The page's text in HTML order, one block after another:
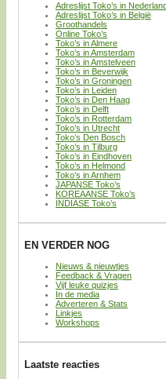
Adreslijst Toko’s in
Adreslijst Toko’s in België
Groothandels
Online Toko’s
Toko’s in Almere
Toko’s in Amsterdam
Toko’s in Amstelveen
Toko’s in Beverwijk
Toko’s in Groningen
Toko’s in Leiden
Toko’s in Den Haag
Toko’s in Delft
Toko’s in Rotterdam
Toko’s in Utrecht
Toko’s Den Bosch
Toko’s in Tilburg
Toko’s in Eindhoven
Toko’s in Helmond
Toko’s in Arnhem
JAPANSE Toko’s
KOREAANSE Toko’s
INDIASE Toko’s
EN VERDER NOG
Nieuws & nieuwtjes
Feedback & Vragen
Vijf leuke quizjes
In de media
Adverteren & Stats
Linkjes
Workshops
Laatste reacties